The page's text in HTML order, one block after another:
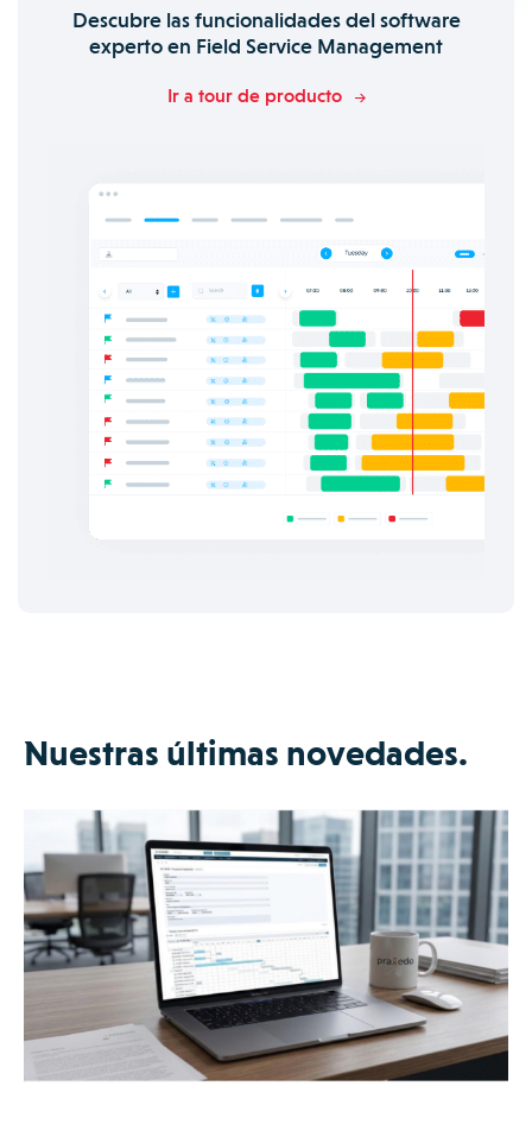
Descubre las funcionalidades del software
experto en Field Service Management
Ir a tour de producto
Nuestras últimas novedades.